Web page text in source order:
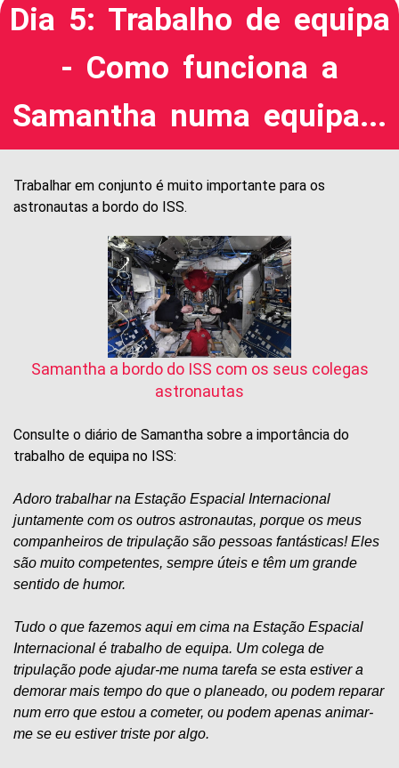
Dia 5: Trabalho de equipa
- Como funciona a
Samantha numa equipa...
Trabalhar em conjunto é muito importante para os
astronautas a bordo do ISS.
Samantha a bordo do ISS com os seus colegas
astronautas
Consulte o diário de Samantha sobre a importância do
trabalho de equipa no ISS:
Adoro trabalhar na Estação Espacial Internacional
juntamente com os outros astronautas, porque os meus
companheiros de tripulação são pessoas fantásticas! Eles
são muito competentes, sempre úteis e têm um grande
sentido de humor.
Tudo o que fazemos aqui em cima na Estação Espacial
Internacional é trabalho de equipa. Um colega de
tripulação pode ajudar-me numa tarefa se esta estiver a
demorar mais tempo do que o planeado, ou podem reparar
num erro que estou a cometer, ou podem apenas animar-
me se eu estiver triste por algo.